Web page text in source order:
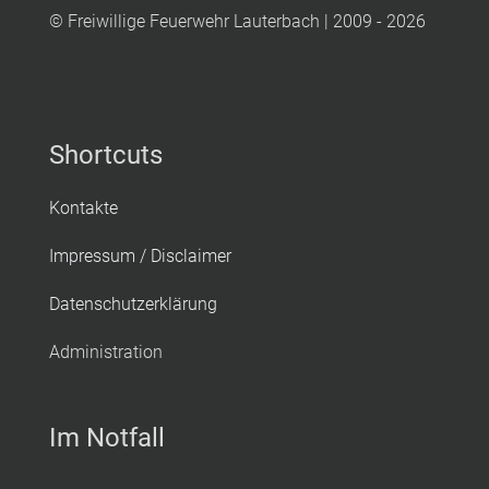
© Freiwillige Feuerwehr Lauterbach | 2009 - 2026
Shortcuts
Kontakte
Impressum / Disclaimer
Datenschutzerklärung
Administration
Im Notfall